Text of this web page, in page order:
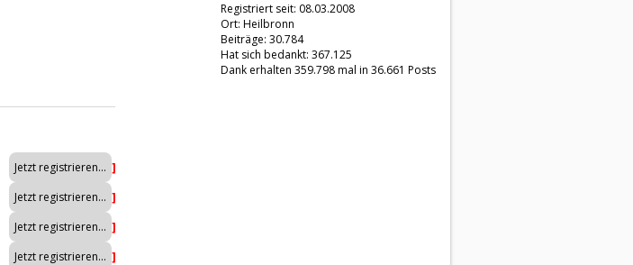
Registriert seit: 08.03.2008
Ort: Heilbronn
Beiträge: 30.784
Hat sich bedankt: 367.125
Dank erhalten 359.798 mal in 36.661 Posts
]
]
]
]